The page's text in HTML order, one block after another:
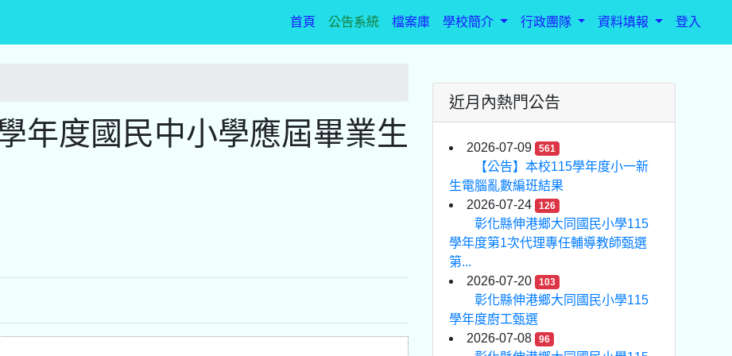
首頁(current)
公告系統 檔案庫 學校簡介 行政團隊 資料填報 登入
年度國民中小學應屆畢業生
近月內熱門公告
2026-07-09 561
【公告】本校115學年度小一新
生電腦亂數編班結果
2026-07-24
126
彰化縣伸港鄉大同國民小學115
學年度第1次代理專任輔導教師甄選
第...
2026-07-20
103
彰化縣伸港鄉大同國民小學115
學年度廚工甄選
2026-07-08
96